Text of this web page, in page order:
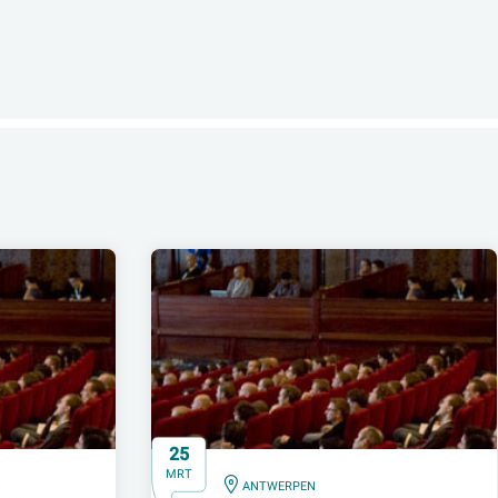
25
MRT
IN
ANTWERPEN